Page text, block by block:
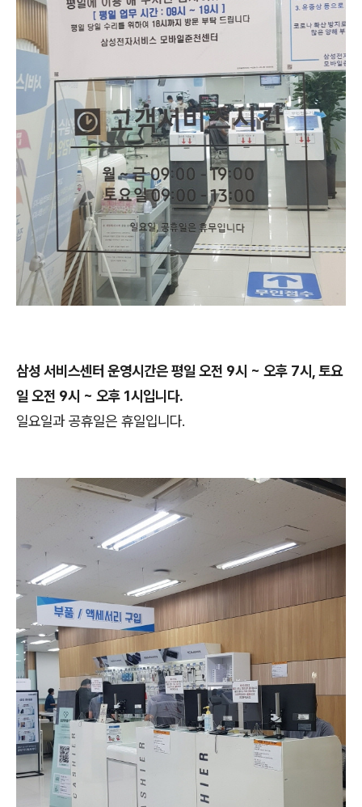
삼성 서비스센터 운영시간은 평일 오전 9시 ~ 오후 7시, 토요
일 오전 9시 ~ 오후 1시입니다.
일요일과 공휴일은 휴일입니다.